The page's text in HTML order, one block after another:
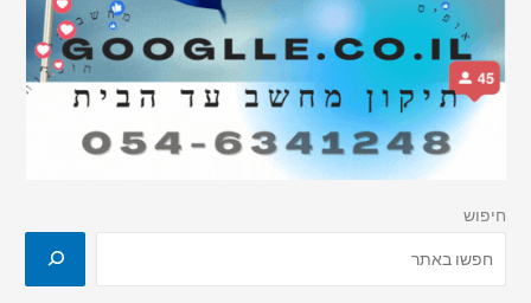
חיפוש